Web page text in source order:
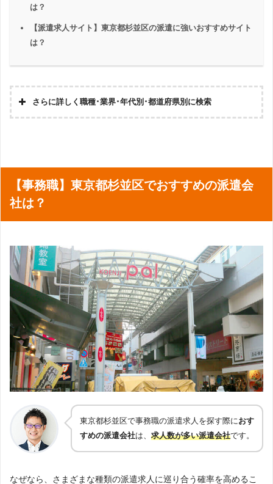
は？
【派遣求人サイト】東京都杉並区の派遣に強いおすすめサイト
は？
さらに詳しく職種･業界･年代別･都道府県別に検索
企業受付
マネキン
ライブスタッフ・コンサートスタッフ・イベントスタ
ッフ
試験監督
webデザイナー ゲーム開発
ITエンジニア（SE・PG） CAD DTP
プログラマー
【事務職】東京都杉並区でおすすめの派遣会
社は？
東京都杉並区で事務職の派遣求人を探す際に おす
すめの派遣会社は、 求人数が多い派遣会社です。
なぜなら、さまざまな種類の派遣求人に巡り合う確率を高めるこ